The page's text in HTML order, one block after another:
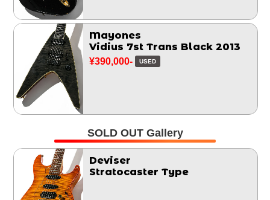
Mayones
Vidius 7st Trans Black 2013
¥390,000- USED
SOLD OUT Gallery
Deviser
Stratocaster Type